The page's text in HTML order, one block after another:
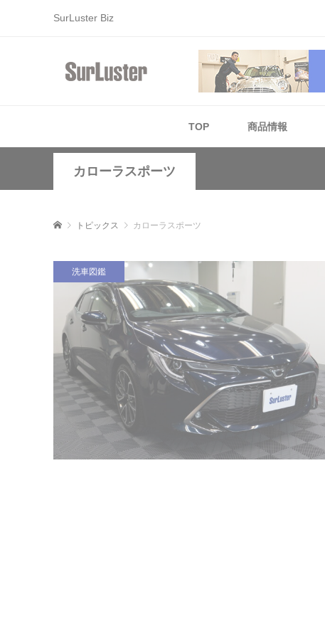
SurLuster Biz
TOP 商品情報
カローラスポーツ
トピックス カローラスポーツ
洗車図鑑